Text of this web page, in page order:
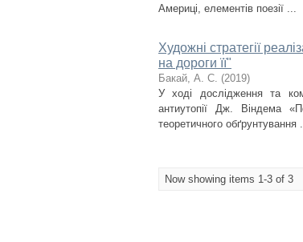
Америці, елементів поезії ...
Художні стратегії
на дороги її"
Бакай, А. С. (2019)
У ході дослідження та
антиутопії Дж. Віндема
теоретичного обґрунтування
Now showing items 1-3 of 3